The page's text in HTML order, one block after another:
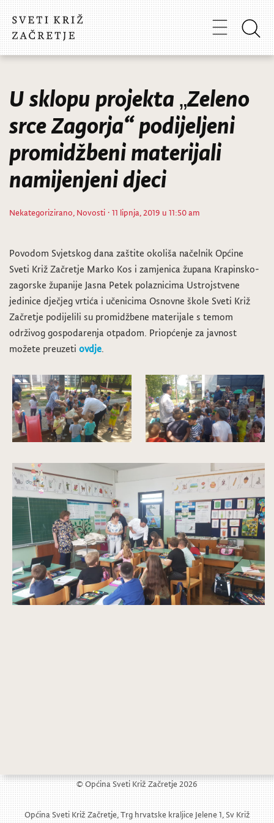
U sklopu projekta „Zeleno
srce Zagorja“ podijeljeni
promidžbeni materijali
namijenjeni djeci
Nekategorizirano, Novosti · 11 lipnja, 2019 u 11:50 am
Povodom Svjetskog dana zaštite okoliša načelnik Općine
Sveti Križ Začretje Marko Kos i zamjenica župana Krapinsko-
zagorske županije Jasna Petek polaznicima Ustrojstvene
jedinice dječjeg vrtića i učenicima Osnovne škole Sveti Križ
Začretje podijelili su promidžbene materijale s temom
održivog gospodarenja otpadom. Priopćenje za javnost
možete preuzeti ovdje.
© Općina Sveti Križ Začretje 2026
Općina Sveti Križ Začretje, Trg hrvatske kraljice Jelene 1, Sv Križ